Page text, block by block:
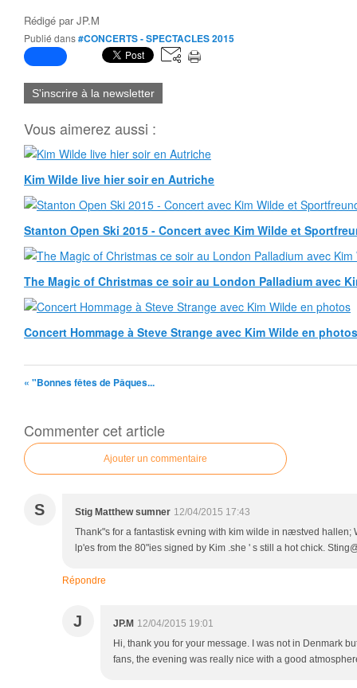
Rédigé parJP.M
Publié dans#CONCERTS - SPECTACLES 2015
S'inscrire à la newsletter
Vous aimerez aussi :
Kim Wilde live hier soir en Autriche
Stanton Open Ski 2015 - Concert avec Kim Wilde et
The Magic of Christmas ce soir au London Palladium avec
Concert Hommage à Steve Strange avec Kim Wilde en photos
« "Bonnes fêtes de Pâques...
Commenter cet article
Ajouter un commentaire
S Stig Matthew sumner 12/04/2015 17:43
Thank"s for a fantastisk evning with kim wilde in næstved hallen;
lp'es from the 80"ies signed by Kim .she ' s still a hot chick.
Répondre
J JP.M 12/04/2015 19:01
Hi, thank you for your message. I was not in Denmark
fans, the evening was really nice with a good